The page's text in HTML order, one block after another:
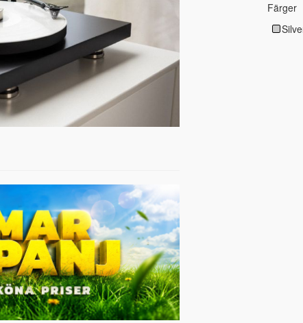
Färger